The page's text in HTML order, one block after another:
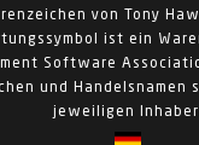
von Tony
ist ein
Software
und Handelsnamen
jeweiligen